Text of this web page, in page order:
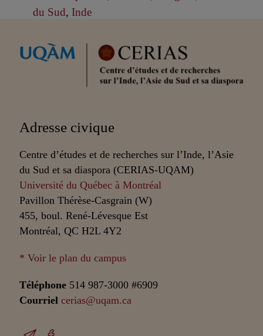
du Sud, Inde
Partenaires
Adresse civique
Centre d’études et de recherches sur l’Inde, l’Asie
du Sud et sa diaspora (CERIAS-UQAM)
Université du Québec à Montréal
Pavillon Thérèse-Casgrain (W)
455, boul. René-Lévesque Est
Montréal, QC H2L 4Y2
* Voir le plan du campus
Téléphone 514 987-3000 #6909
Courriel cerias@uqam.ca